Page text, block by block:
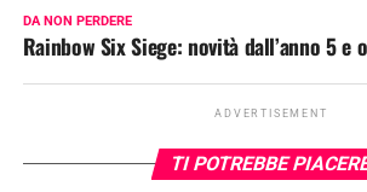
DA NON PERDERE
Rainbow Six Siege: novità dall’anno 5 e
ADVERTISEMENT
TI POTREBBE